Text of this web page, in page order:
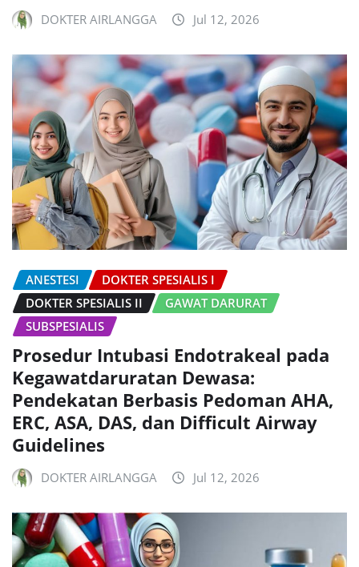
DOKTER AIRLANGGA Jul 12, 2026
ANESTESI
DOKTER SPESIALIS I
DOKTER SPESIALIS II
GAWAT DARURAT
SUBSPESIALIS
Prosedur Intubasi Endotrakeal pada
Kegawatdaruratan Dewasa:
Pendekatan Berbasis Pedoman AHA,
ERC, ASA, DAS, dan Difficult Airway
Guidelines
DOKTER AIRLANGGA Jul 12, 2026